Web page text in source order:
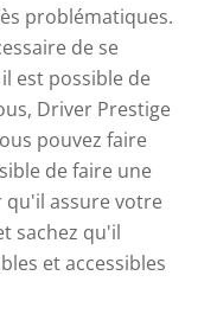
problématiques.
de se
est possible de
Driver Prestige
pouvez faire
de faire une
qu'il assure votre
sachez qu'il
et accessibles